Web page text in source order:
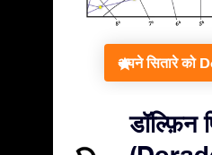
अपने सितारे को
डॉल्फ़िन